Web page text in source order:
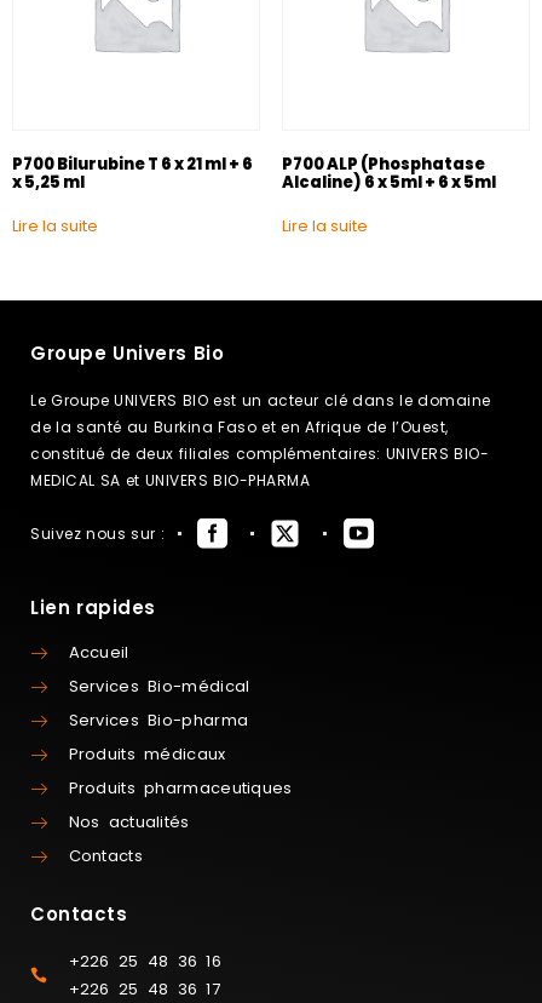
P700 Bilurubine T 6 x 21 ml + 6
x 5,25 ml
Lire la suite
P700 ALP (Phosphatase
Alcaline) 6 x 5ml + 6 x 5ml
Lire la suite
Groupe Univers Bio
Le Groupe UNIVERS BIO est un acteur clé dans le domaine
de la santé au Burkina Faso et en Afrique de l’Ouest,
constitué de deux filiales complémentaires: UNIVERS BIO-
MEDICAL SA et UNIVERS BIO-PHARMA
Suivez nous sur :
Lien rapides
Accueil
Services Bio-médical
Services Bio-pharma
Produits médicaux
Produits pharmaceutiques
Nos actualités
Contacts
Contacts
+226 25 48 36 16
+226 25 48 36 17